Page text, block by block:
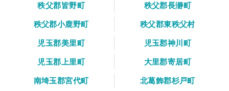
秩父郡皆野町
秩父郡長瀞町
秩父郡小鹿野町
秩父郡東秩父村
児玉郡美里町
児玉郡神川町
児玉郡上里町
大里郡寄居町
南埼玉郡宮代町
北葛飾郡杉戸町